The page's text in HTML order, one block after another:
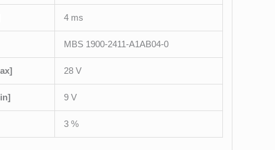
4 ms
MBS 1900-2411-A1AB04-0
28 V
9 V
3 %